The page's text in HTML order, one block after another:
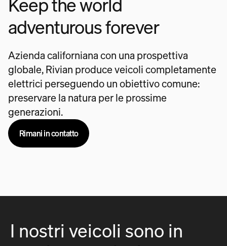
Keep the world
adventurous forever
Azienda californiana con una prospettiva
globale, Rivian produce veicoli completamente
elettrici perseguendo un obiettivo comune:
preservare la natura per le prossime
generazioni.
Rimani in contatto
I nostri veicoli sono in